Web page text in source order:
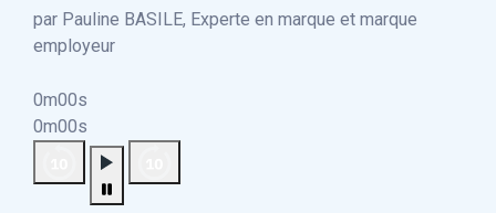
par Pauline BASILE, Experte en marque et marque
employeur
0m00s
0m00s